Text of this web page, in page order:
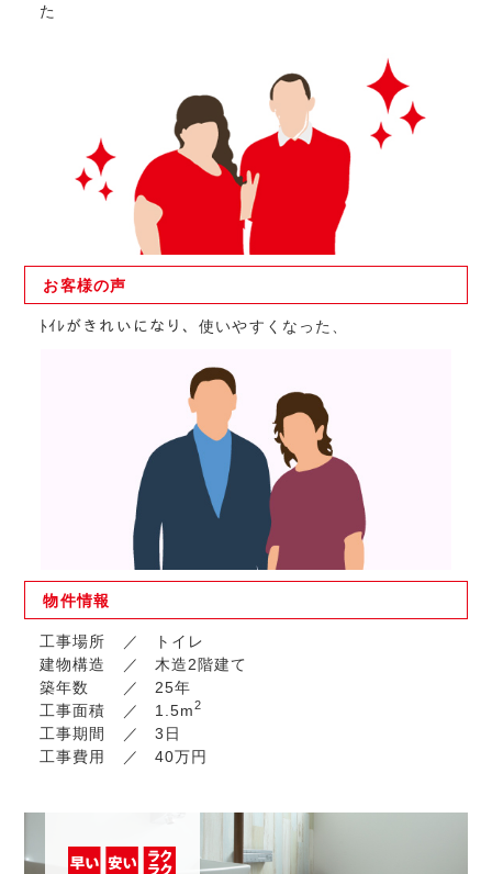
た
お客様の声
ﾄｲﾚがきれいになり、使いやすくなった、
物件情報
工事場所
トイレ
建物構造
木造2階建て
築年数
25年
工事面積
1.5m2
工事期間
3日
工事費用
40万円